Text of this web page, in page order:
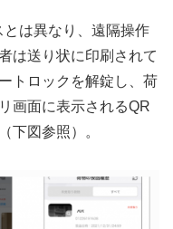
は異なり、遠隔操作
は送り状に印刷されて
トロックを解錠し、荷
画面に表示されるQR
下図参照）。